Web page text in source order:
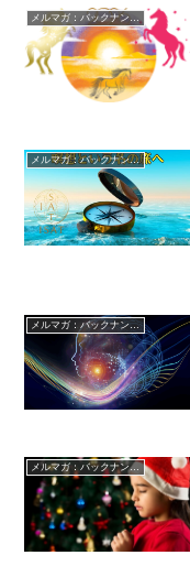
メルマガ：バックナンバー
メルマガ：バックナンバー
メルマガ：バックナンバー
メルマガ：バックナンバー